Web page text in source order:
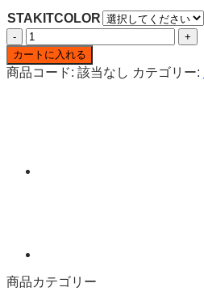
STAKITCOLOR
ヴ
ェ
イ
ェ
ト
キ
ッ
カートに入れる
商品コード: 該当なし カテゴリー:
商品カテゴリー